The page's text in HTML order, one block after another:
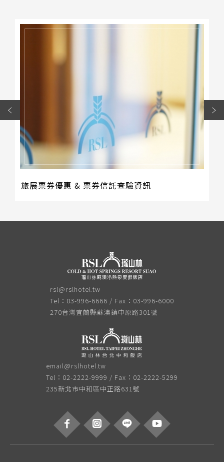
旅展票券優惠 & 票券信託查驗資訊
rsl@rslhotel.tw
Tel：03-996-6666 / Fax：03-996-6000
270台灣宜蘭縣蘇澳鎮中原路301號
email@rslhotel.tw
Tel：02-2222-9999 / Fax：02-2222-5299
235新北市中和區中正路631號